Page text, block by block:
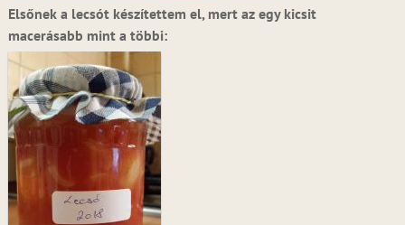
Elsőnek a lecsót készítettem el, mert az egy kicsit
macerásabb mint a többi: